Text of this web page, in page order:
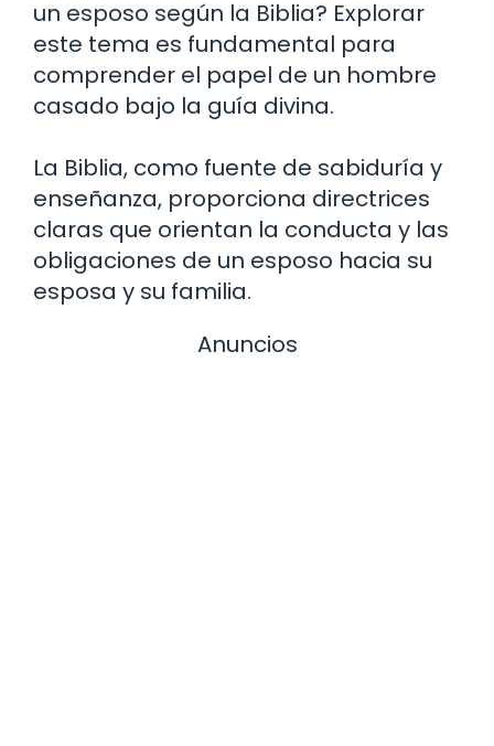
un esposo según la Biblia? Explorar
este tema es fundamental para
comprender el papel de un hombre
casado bajo la guía divina.
La Biblia, como fuente de sabiduría y
enseñanza, proporciona directrices
claras que orientan la conducta y las
obligaciones de un esposo hacia su
esposa y su familia.
Anuncios